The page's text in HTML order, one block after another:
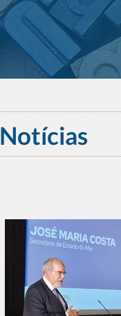
Notícias